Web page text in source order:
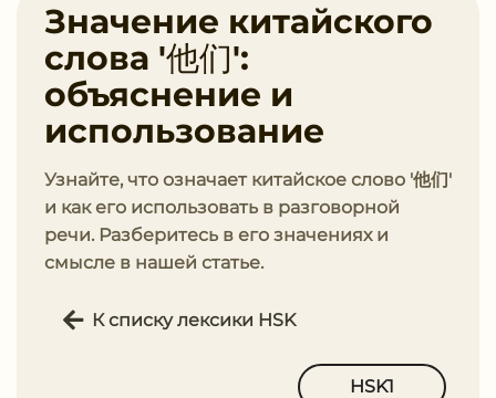
Значение китайского
слова '他们':
объяснение и
использование
Узнайте, что означает китайское слово '他们'
и как его использовать в разговорной
речи. Разберитесь в его значениях и
смысле в нашей статье.
К списку лексики HSK
HSK1